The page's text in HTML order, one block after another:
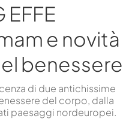
EFFE
e novità
benessere
di due antichissime
del corpo, dalla
paesaggi nordeuropei.